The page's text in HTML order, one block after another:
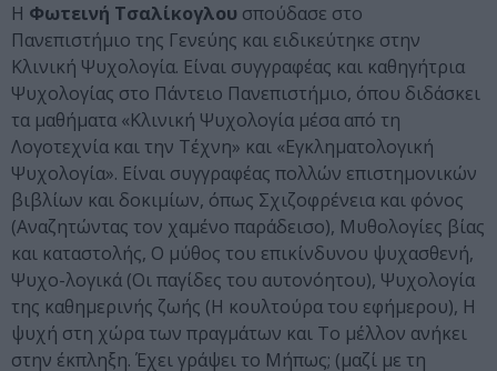
H Φωτεινή Τσαλίκογλου σπούδασε στο
Πανεπιστήμιο της Γενεύης και ειδικεύτηκε στην
Κλινική Ψυχολογία. Είναι συγγραφέας και καθηγήτρια
Ψυχολογίας στο Πάντειο Πανεπιστήμιο, όπου διδάσκει
τα μαθήματα «Κλινική Ψυχολογία μέσα από τη
Λογοτεχνία και την Τέχνη» και «Εγκληματολογική
Ψυχολογία». Είναι συγγραφέας πολλών επιστημονικών
βιβλίων και δοκιμίων, όπως Σχιζοφρένεια και φόνος
(Αναζητώντας τον χαμένο παράδεισο), Μυθολογίες βίας
και καταστολής, Ο μύθος του επικίνδυνου ψυχασθενή,
Ψυχο-λογικά (Οι παγίδες του αυτονόητου), Ψυχολογία
της καθημερινής ζωής (H κουλτούρα του εφήμερου), Η
ψυχή στη χώρα των πραγμάτων και Το μέλλον ανήκει
στην έκπληξη. Έχει γράψει το Μήπως; (μαζί με τη